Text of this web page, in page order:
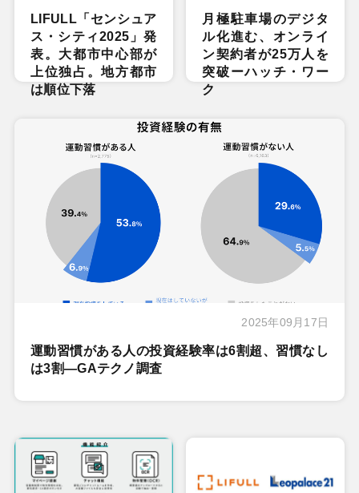
LIFULL「センシュア
ス・シティ2025」発
表。大都市中心部が
上位独占。地方都市
は順位下落
月極駐車場のデジタ
ル化進む、オンライ
ン契約者が25万人を
突破ーハッチ・ワー
ク
2025年09月17日
運動習慣がある人の投資経験率は6割超、習慣なし
は3割―GAテクノ調査